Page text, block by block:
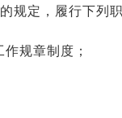
规定，履行下列职
规章制度；